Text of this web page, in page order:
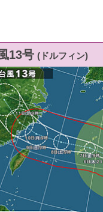
13号 (ドルフィン)